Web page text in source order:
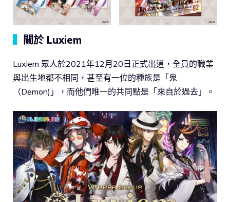
關於 Luxiem
Luxiem 眾人於2021年12月20日正式出道，全員的職業
與出生地都不相同，甚至有一位的種族是「鬼
（Demon)」，而他們唯一的共同點是「來自於過去」。